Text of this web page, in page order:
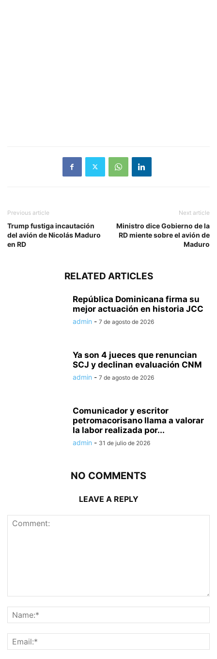
Previous article
Trump fustiga incautación
del avión de Nicolás Maduro
en RD
Next article
Ministro dice Gobierno de la
RD miente sobre el avión de
Maduro
RELATED ARTICLES
República Dominicana firma su
mejor actuación en historia JCC
admin - 7 de agosto de 2026
Ya son 4 jueces que renuncian
SCJ y declinan evaluación CNM
admin - 7 de agosto de 2026
Comunicador y escritor
petromacorisano llama a valorar
la labor realizada por...
admin - 31 de julio de 2026
NO COMMENTS
LEAVE A REPLY